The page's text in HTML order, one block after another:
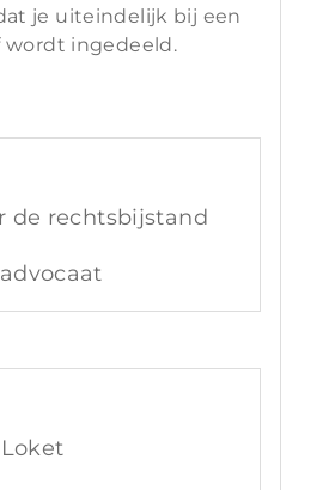
je uiteindelijk bij een
wordt ingedeeld.
de rechtsbijstand